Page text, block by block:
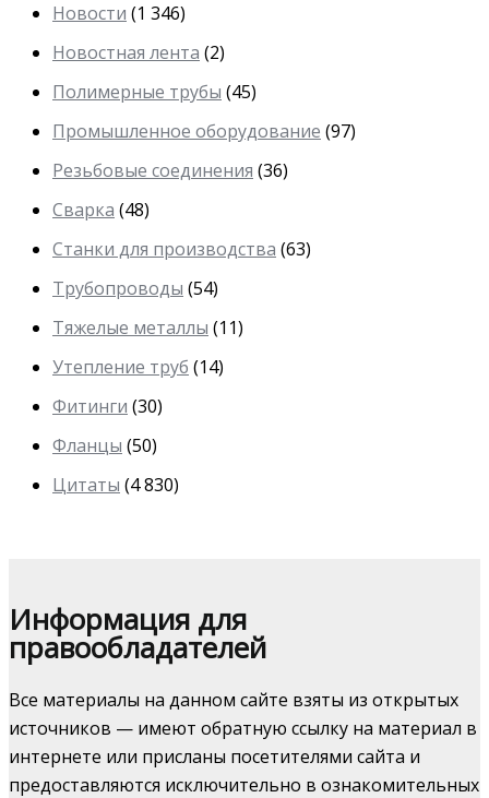
Новости (1 346)
Новостная лента (2)
Полимерные трубы (45)
Промышленное оборудование (97)
Резьбовые соединения (36)
Сварка (48)
Станки для производства (63)
Трубопроводы (54)
Тяжелые металлы (11)
Утепление труб (14)
Фитинги (30)
Фланцы (50)
Цитаты (4 830)
Информация для
правообладателей
Все материалы на данном сайте взяты из открытых
источников — имеют обратную ссылку на материал в
интернете или присланы посетителями сайта и
предоставляются исключительно в ознакомительных